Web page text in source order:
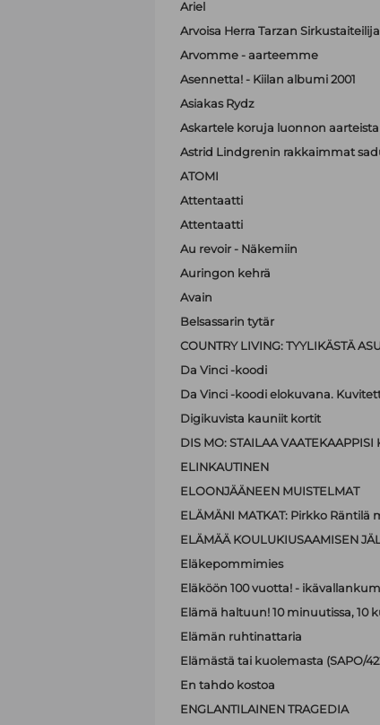
Ariel
Arvoisa Herra Tarzan
Arvomme - aarteemme
Asennetta! - Kiilan albumi 2001
Asiakas Rydz
Askartele koruja luonnon aarteista
Astrid Lindgrenin rakkaimmat
ATOMI
Attentaatti
Attentaatti
Au revoir - Näkemiin
Auringon kehrä
Avain
Belsassarin tytär
COUNTRY LIVING: TYYLIKÄSTÄ
Da Vinci -koodi
Da Vinci -koodi elokuvana.
Digikuvista kauniit kortit
DIS MO: STAILAA VAATEKAAPPISI
ELINKAUTINEN
ELOONJÄÄNEEN MUISTELMAT
ELÄMÄNI MATKAT: Pirkko Räntilä
ELÄMÄÄ KOULUKIUSAAMISEN
Eläkepommimies
Eläköön 100 vuotta! -
Elämä haltuun! 10 minuutissa, 10
Elämän ruhtinattaria
Elämästä tai kuolemasta (SAPO/
En tahdo kostoa
ENGLANTILAINEN TRAGEDIA